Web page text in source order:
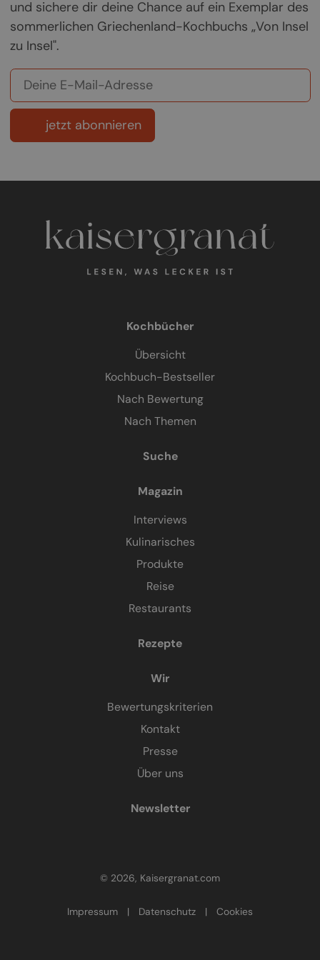
und sichere dir deine Chance auf ein Exemplar des
sommerlichen Griechenland-Kochbuchs „Von Insel
zu Insel".
jetzt abonnieren
Kochbücher
Übersicht
Kochbuch-Bestseller
Nach Bewertung
Nach Themen
Suche
Magazin
Interviews
Kulinarisches
Produkte
Reise
Restaurants
Rezepte
Wir
Bewertungskriterien
Kontakt
Presse
Über uns
Newsletter
© 2026, Kaisergranat.com
Impressum | Datenschutz | Cookies